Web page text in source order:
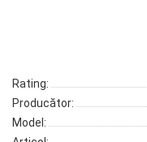
Rating:
Producător:
Model: